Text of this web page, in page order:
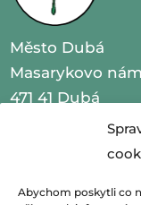
Abychom poskytli co
Město Dubá
Masarykovo
471 41 Dubá
IČO 00260479